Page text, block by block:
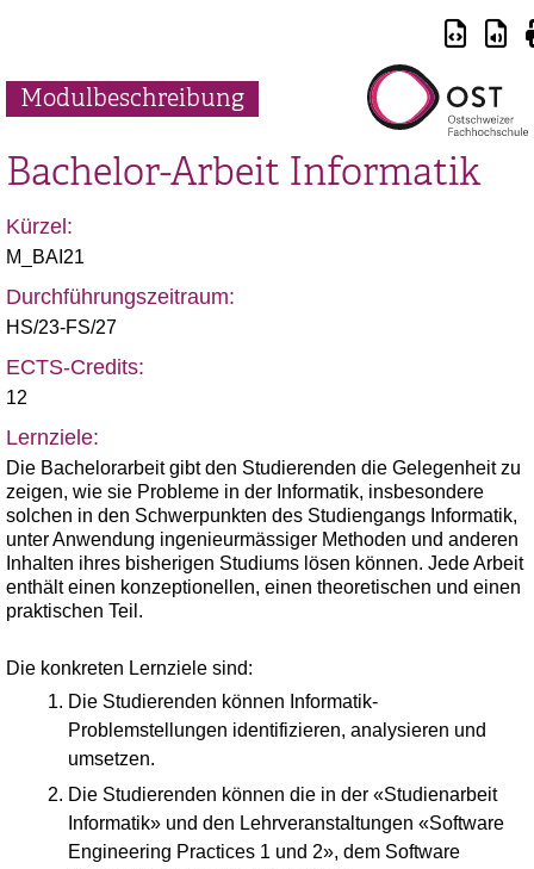
Modulbeschreibung
Bachelor-Arbeit Informatik
Kürzel:
M_BAI21
Durchführungszeitraum:
HS/23-FS/27
ECTS-Credits:
12
Lernziele:
Die Bachelorarbeit gibt den Studierenden die Gelegenheit zu
zeigen, wie sie Probleme in der Informatik, insbesondere
solchen in den Schwerpunkten des Studiengangs Informatik,
unter Anwendung ingenieurmässiger Methoden und anderen
Inhalten ihres bisherigen Studiums lösen können. Jede Arbeit
enthält einen konzeptionellen, einen theoretischen und einen
praktischen Teil.
Die konkreten Lernziele sind:
Die Studierenden können Informatik-
Problemstellungen identifizieren, analysieren und
umsetzen.
Die Studierenden können die in der «Studienarbeit
Informatik» und den Lehrveranstaltungen «Software
Engineering Practices 1 und 2», dem Software